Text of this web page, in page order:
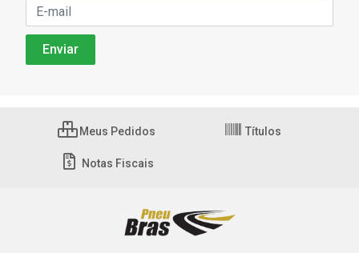
Meus Pedidos Títulos
Notas Fiscais